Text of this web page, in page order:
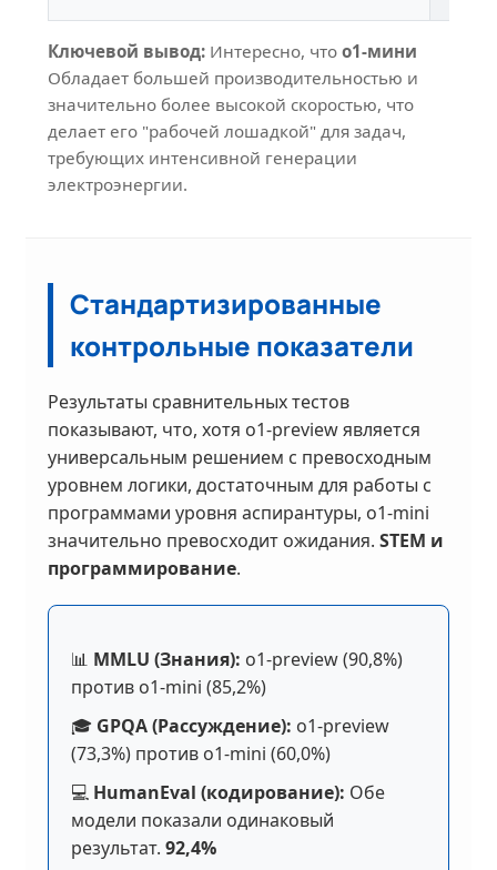
Ключевой вывод:Интересно, что о1-мини
Обладает большей производительностью и
значительно более высокой скоростью, что
делает его "рабочей лошадкой" для задач,
требующих интенсивной генерации
электроэнергии.
Стандартизированные
контрольные показатели
Результаты сравнительных тестов
показывают, что, хотя o1-preview является
универсальным решением с превосходным
уровнем логики, достаточным для работы с
программами уровня аспирантуры, o1-mini
значительно превосходит ожидания. STEM и
программирование.
📊 MMLU (Знания): o1-preview (90,8%)
против o1-mini (85,2%)
🎓 GPQA (Рассуждение): o1-preview
(73,3%) против o1-mini (60,0%)
💻 HumanEval (кодирование): Обе
модели показали одинаковый
результат. 92,4%